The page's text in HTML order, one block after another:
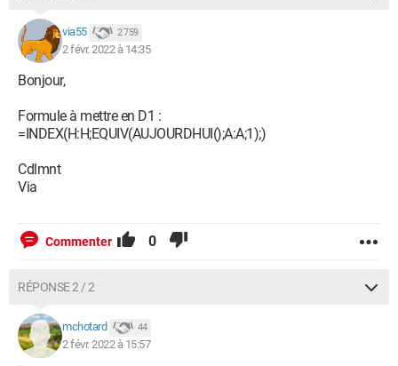
via55 2 759
2 févr. 2022 à 14:35
Bonjour,
Formule à mettre en D1 :
=INDEX(H:H;EQUIV(AUJOURDHUI();A:A;1);)
Cdlmnt
Via
Commenter 0
RÉPONSE 2 / 2
mchotard 44
2 févr. 2022 à 15:57